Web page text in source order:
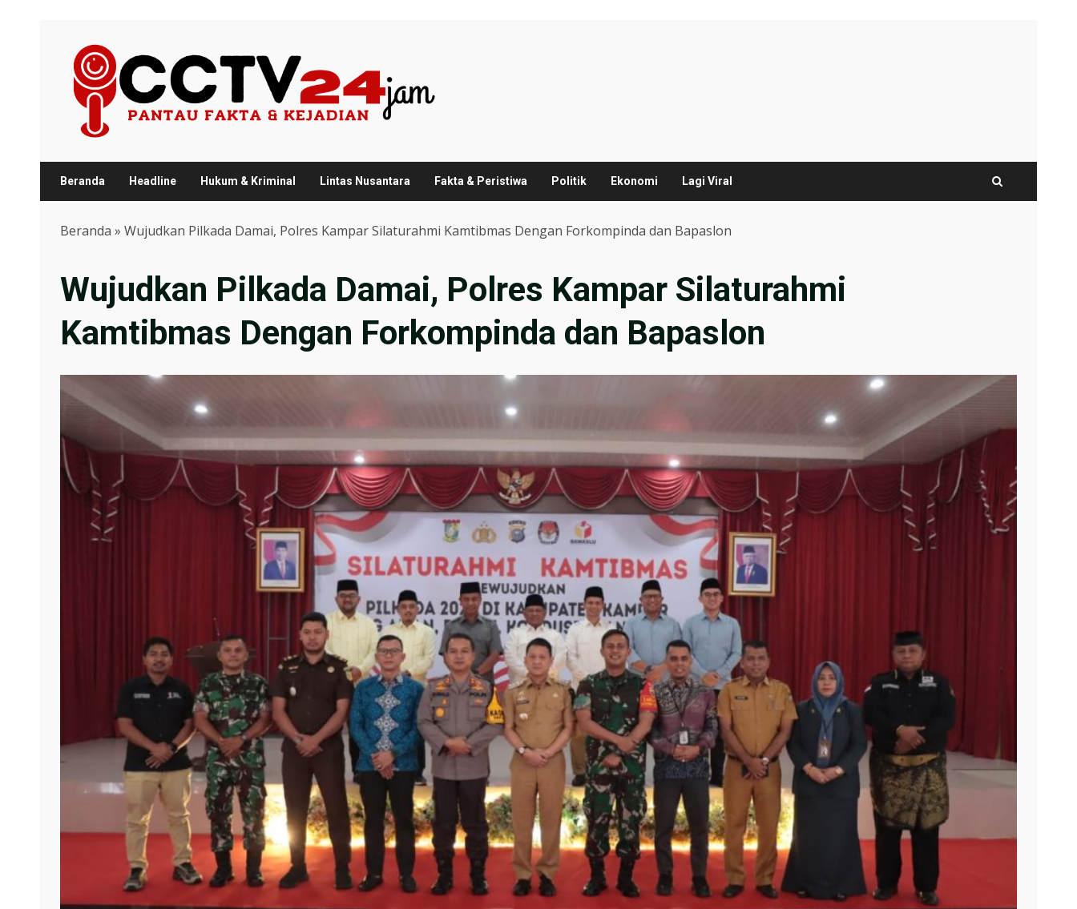
content
Beranda Headline Hukum & Kriminal Lintas Nusantara Fakta & Peristiwa Politik Ekonomi Lagi Viral
Beranda » Wujudkan Pilkada Damai, Polres Kampar Silaturahmi Kamtibmas Dengan Forkompinda dan Bapaslon
Wujudkan Pilkada Damai, Polres Kampar Silaturahmi
Kamtibmas Dengan Forkompinda dan Bapaslon